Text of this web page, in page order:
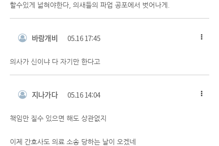
할수있게 넓혀야한다, 의새들의 파업 공포에서 벗어나게.
바람개비 05.16 17:45
의사가 신이냐 다 자기만 한다고
지나가다 05.16 14:04
책임만 질수 있으면 해도 상관없지
이제 간호사도 의료 소송 당하는 날이 오겠네